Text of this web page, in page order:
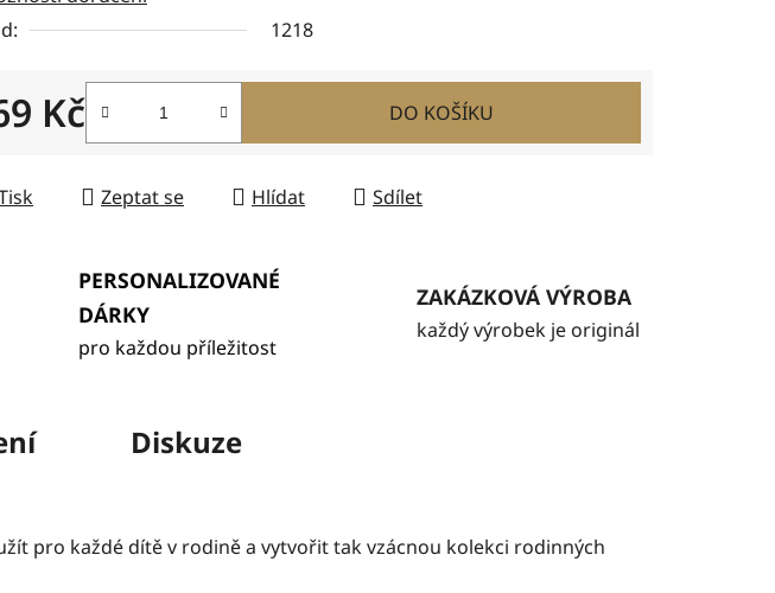
1218
Kč
Měrná cena:
DO KOŠÍKU
Zeptat se Hlídat Sdílet
PERSONALIZOVANÉ
DÁRKY
pro každou příležitost
ZAKÁZKOVÁ VÝROBA
každý výrobek je originál
Diskuze
pro každé dítě v rodině a vytvořit tak vzácnou kolekci rodinných